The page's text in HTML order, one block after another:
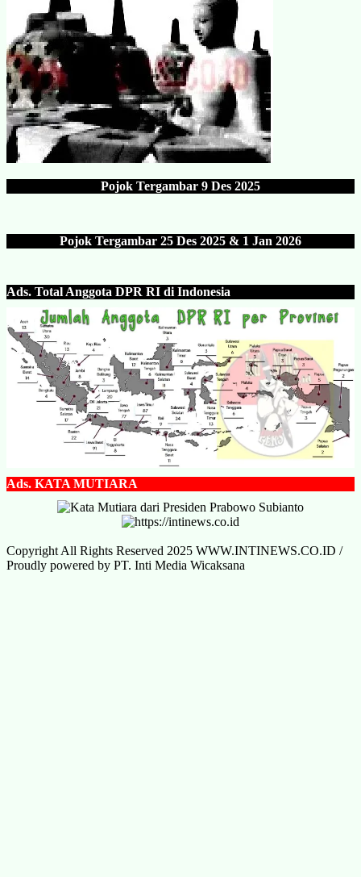
Pojok Tergambar 9 Des 2025
Pojok Tergambar 25 Des 2025 & 1 Jan 2026
Ads. Total Anggota DPR RI di Indonesia
Ads. KATA MUTIARA
Copyright All Rights Reserved 2025 WWW.INTINEWS.CO.ID /
Proudly powered by PT. Inti Media Wicaksana